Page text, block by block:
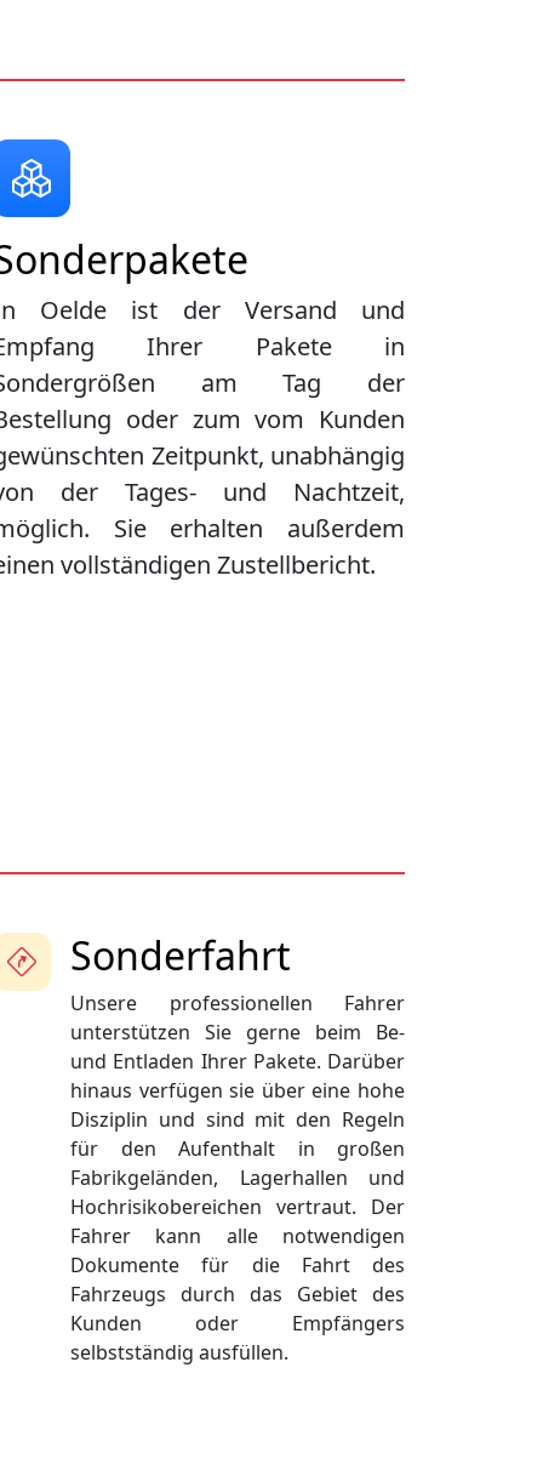
Oelde ist der Versand und
Ihrer Pakete in
am Tag der
oder zum vom Kunden
Zeitpunkt, unabhängig
der Tages- und Nachtzeit,
Sie erhalten außerdem
vollständigen Zustellbericht.
Sonderfahrt
Unsere professionellen Fahrer
unterstützen Sie gerne beim Be-
und Entladen Ihrer Pakete. Darüber
hinaus verfügen sie über eine hohe
Disziplin und sind mit den Regeln
für den Aufenthalt in großen
Fabrikgeländen, Lagerhallen und
Hochrisikobereichen vertraut. Der
Fahrer kann alle notwendigen
Dokumente für die Fahrt des
Fahrzeugs durch das Gebiet des
Kunden oder Empfängers
selbstständig ausfüllen.